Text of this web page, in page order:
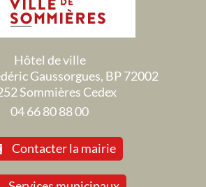
Hôtel de ville
Gaussorgues, BP 72002
Sommières Cedex
04 66 80 88 00
Contacter la mairie